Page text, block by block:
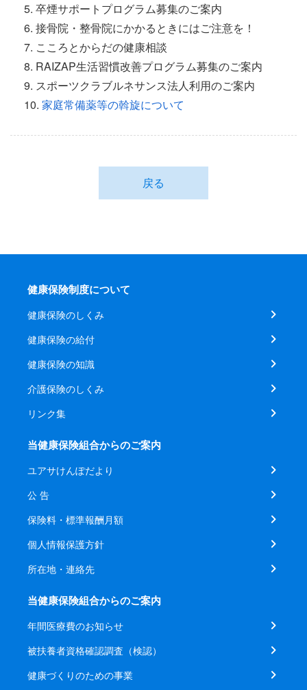
5. 卒煙サポートプログラム募集のご案内
6. 接骨院・整骨院にかかるときにはご注意を！
7. こころとからだの健康相談
8. RAIZAP生活習慣改善プログラム募集のご案内
9. スポーツクラブルネサンス法人利用のご案内
10. 家庭常備薬等の斡旋について
戻る
健康保険制度について
健康保険のしくみ
健康保険の給付
健康保険の知識
介護保険のしくみ
リンク集
当健康保険組合からのご案内
ユアサけんぽだより
公 告
保険料・標準報酬月額
個人情報保護方針
所在地・連絡先
当健康保険組合からのご案内
年間医療費のお知らせ
被扶養者資格確認調査（検認）
健康づくりのための事業